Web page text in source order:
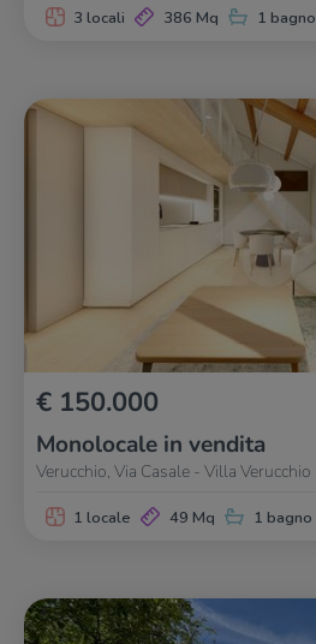
3 locali 386 Mq 1 bagno
€ 150.000
Monolocale in vendita
Verucchio, Via Casale - Villa Verucchio
1 locale 49 Mq 1 bagno